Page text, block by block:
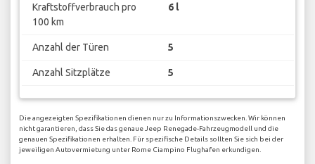
Kraftstoffverbrauch pro
100 km
6 l
Anzahl der Türen 5
Anzahl Sitzplätze 5
Die angezeigten Spezifikationen dienen nur zu Informationszwecken. Wir können
nicht garantieren, dass Sie das genaue Jeep Renegade-Fahrzeugmodell und die
genauen Spezifikationen erhalten. Für spezifische Details sollten Sie sich bei der
jeweiligen Autovermietung unter Rome Ciampino Flughafen erkundigen.